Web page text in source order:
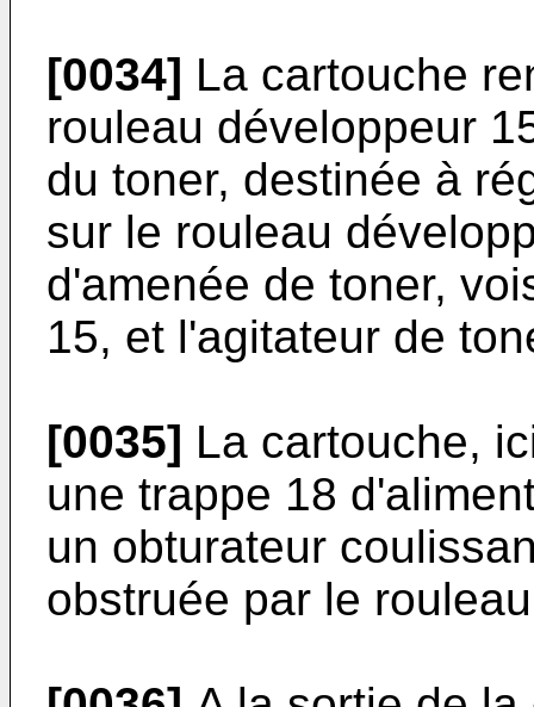
[0034] La cartouche
rouleau développeur
du toner, destinée à
sur le rouleau
d'amenée de toner,
15, et l'agitateur de
[0035] La cartouche,
une trappe 18
un obturateur
obstruée par le